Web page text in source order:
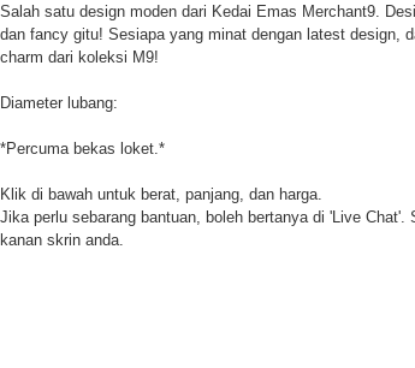
Salah satu design moden dari Kedai Emas Merchant9.
dan fancy gitu! Sesiapa yang minat dengan latest design,
charm dari koleksi M9!
Diameter lubang:
*Percuma bekas loket.*
Klik di bawah untuk berat, panjang, dan harga.
Jika perlu sebarang bantuan, boleh bertanya di 'Live Chat'.
kanan skrin anda.